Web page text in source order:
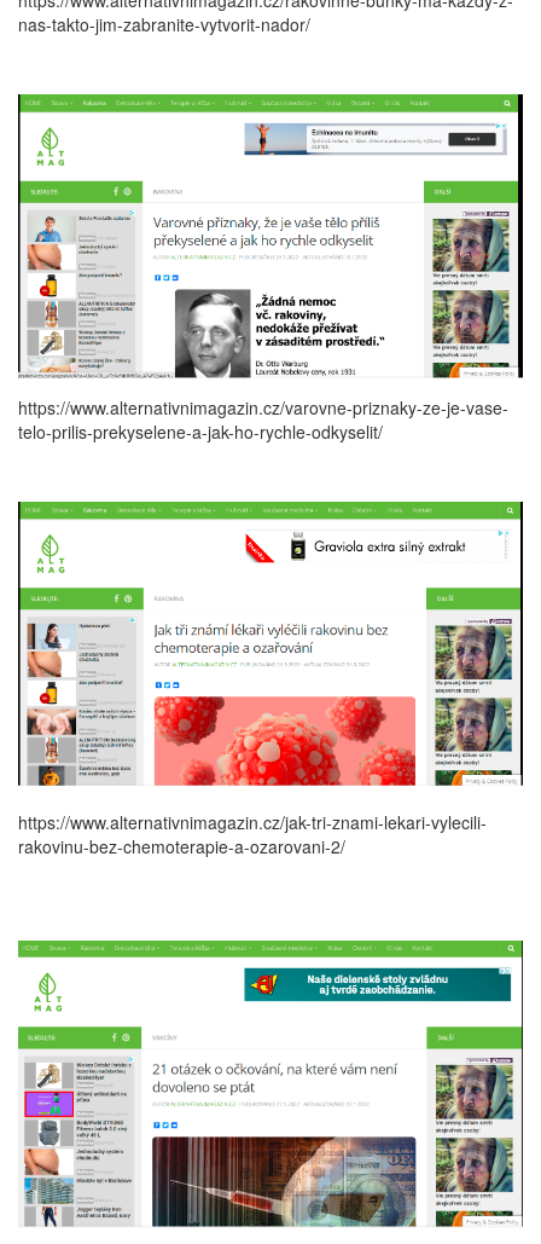
nas-takto-jim-zabranite-vytvorit-nador/
https://www.alternativnimagazin.cz/varovne-priznaky-ze-je-vase-
telo-prilis-prekyselene-a-jak-ho-rychle-odkyselit/
https://www.alternativnimagazin.cz/jak-tri-znami-lekari-vylecili-
rakovinu-bez-chemoterapie-a-ozarovani-2/